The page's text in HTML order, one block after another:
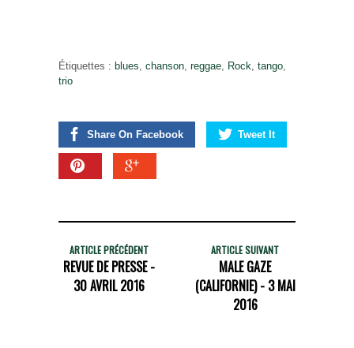
Étiquettes : blues, chanson, reggae, Rock, tango,
trio
Share On Facebook Tweet It
ARTICLE PRÉCÉDENT
REVUE DE PRESSE -
30 AVRIL 2016
ARTICLE SUIVANT
MALE GAZE
(CALIFORNIE) - 3 MAI
2016